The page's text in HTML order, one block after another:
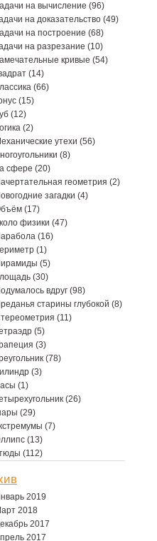
на вычисление (96)
на доказательство (49)
на построение (68)
на разрезание (10)
кривые (54)
(14)
(66)
(15)
(12)
(2)
утехи (56)
(8)
сфере (20)
геометрия (2)
загадки (4)
(17)
физики (47)
(16)
(1)
(5)
(30)
вдруг (98)
старины глубокой (8)
(11)
(5)
(3)
(78)
(3)
(1)
(26)
(29)
(7)
(13)
(112)
2019
2018
2017
2017